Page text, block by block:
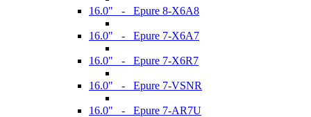
16.0" - Epure 8-X6A8
16.0" - Epure 7-X6A7
16.0" - Epure 7-X6R7
16.0" - Epure 7-VSNR
16.0" - Epure 7-AR7U